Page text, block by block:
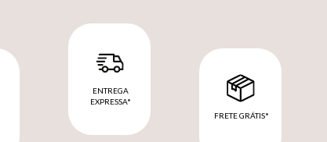
ENTREGA
EXPRESSA*
FRETE GRÁTIS*